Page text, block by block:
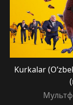
Kurkalar